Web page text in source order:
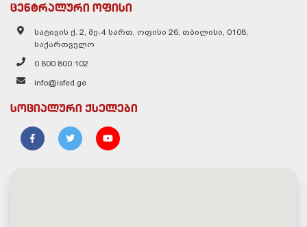
ცენტრალური ოფისი
სატივის ქ. 2, მე-4 სართ, ოფისი 26, თბილისი, 0108,
საქართველო
0 800 800 102
info@isfed.ge
სოციალური ქსელები